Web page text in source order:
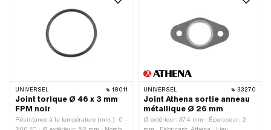
UNIVERSEL 18011
Joint torique Ø 46 x 3 mm
FPM noir
Résistance à la température (min.): 0 -
UNIVERSEL 33270
Joint Athena sortie anneau
métallique Ø 26 mm
Ø extérieur: 37.4 mm · Épaisseur: 2